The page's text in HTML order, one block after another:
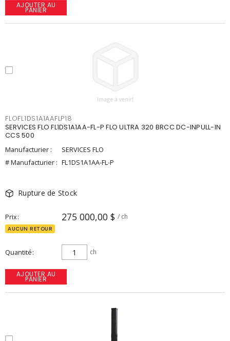
AJOUTER AU
PANIER
FLOFL1DS1A1AAFLP18
SERVICES FLO FL1DS1A1AA-FL-P FLO ULTRA 320 BRCC DC-INPULL-IN
CCS 500
Manufacturier :
SERVICES FLO
# Manufacturier : FL1DS1A1AA-FL-P
Rupture de Stock
Prix 275 000,00 $ / ch
AUCUN RETOUR
Quantité ch
AJOUTER AU
PANIER